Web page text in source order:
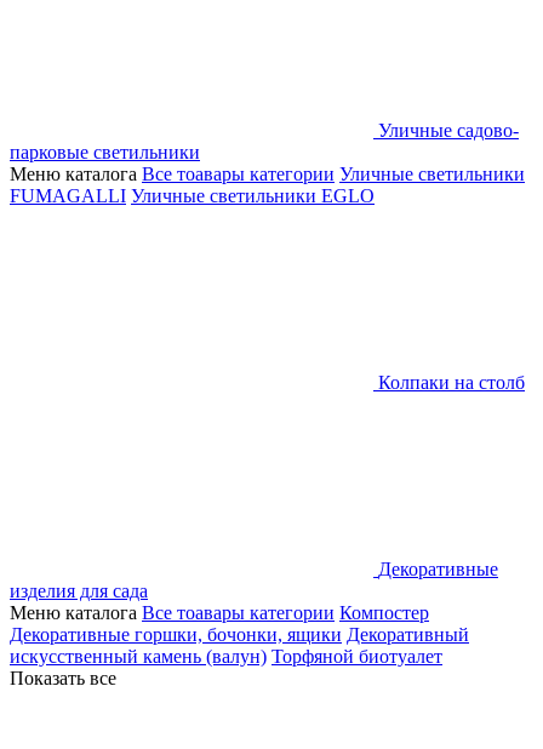
Уличные садово-
парковые светильники
Меню каталога Все тоавары категории Уличные светильники
FUMAGALLI Уличные светильники EGLO
Колпаки на столб
Декоративные
изделия для сада
Меню каталога Все тоавары категории Компостер
Декоративные горшки, бочонки, ящики Декоративный
искусственный камень (валун) Торфяной биотуалет
Показать все